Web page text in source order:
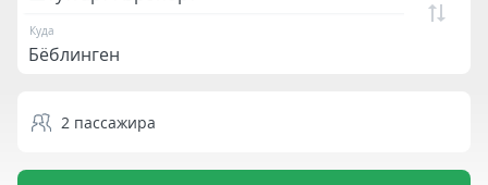
Куда
2 пассажира